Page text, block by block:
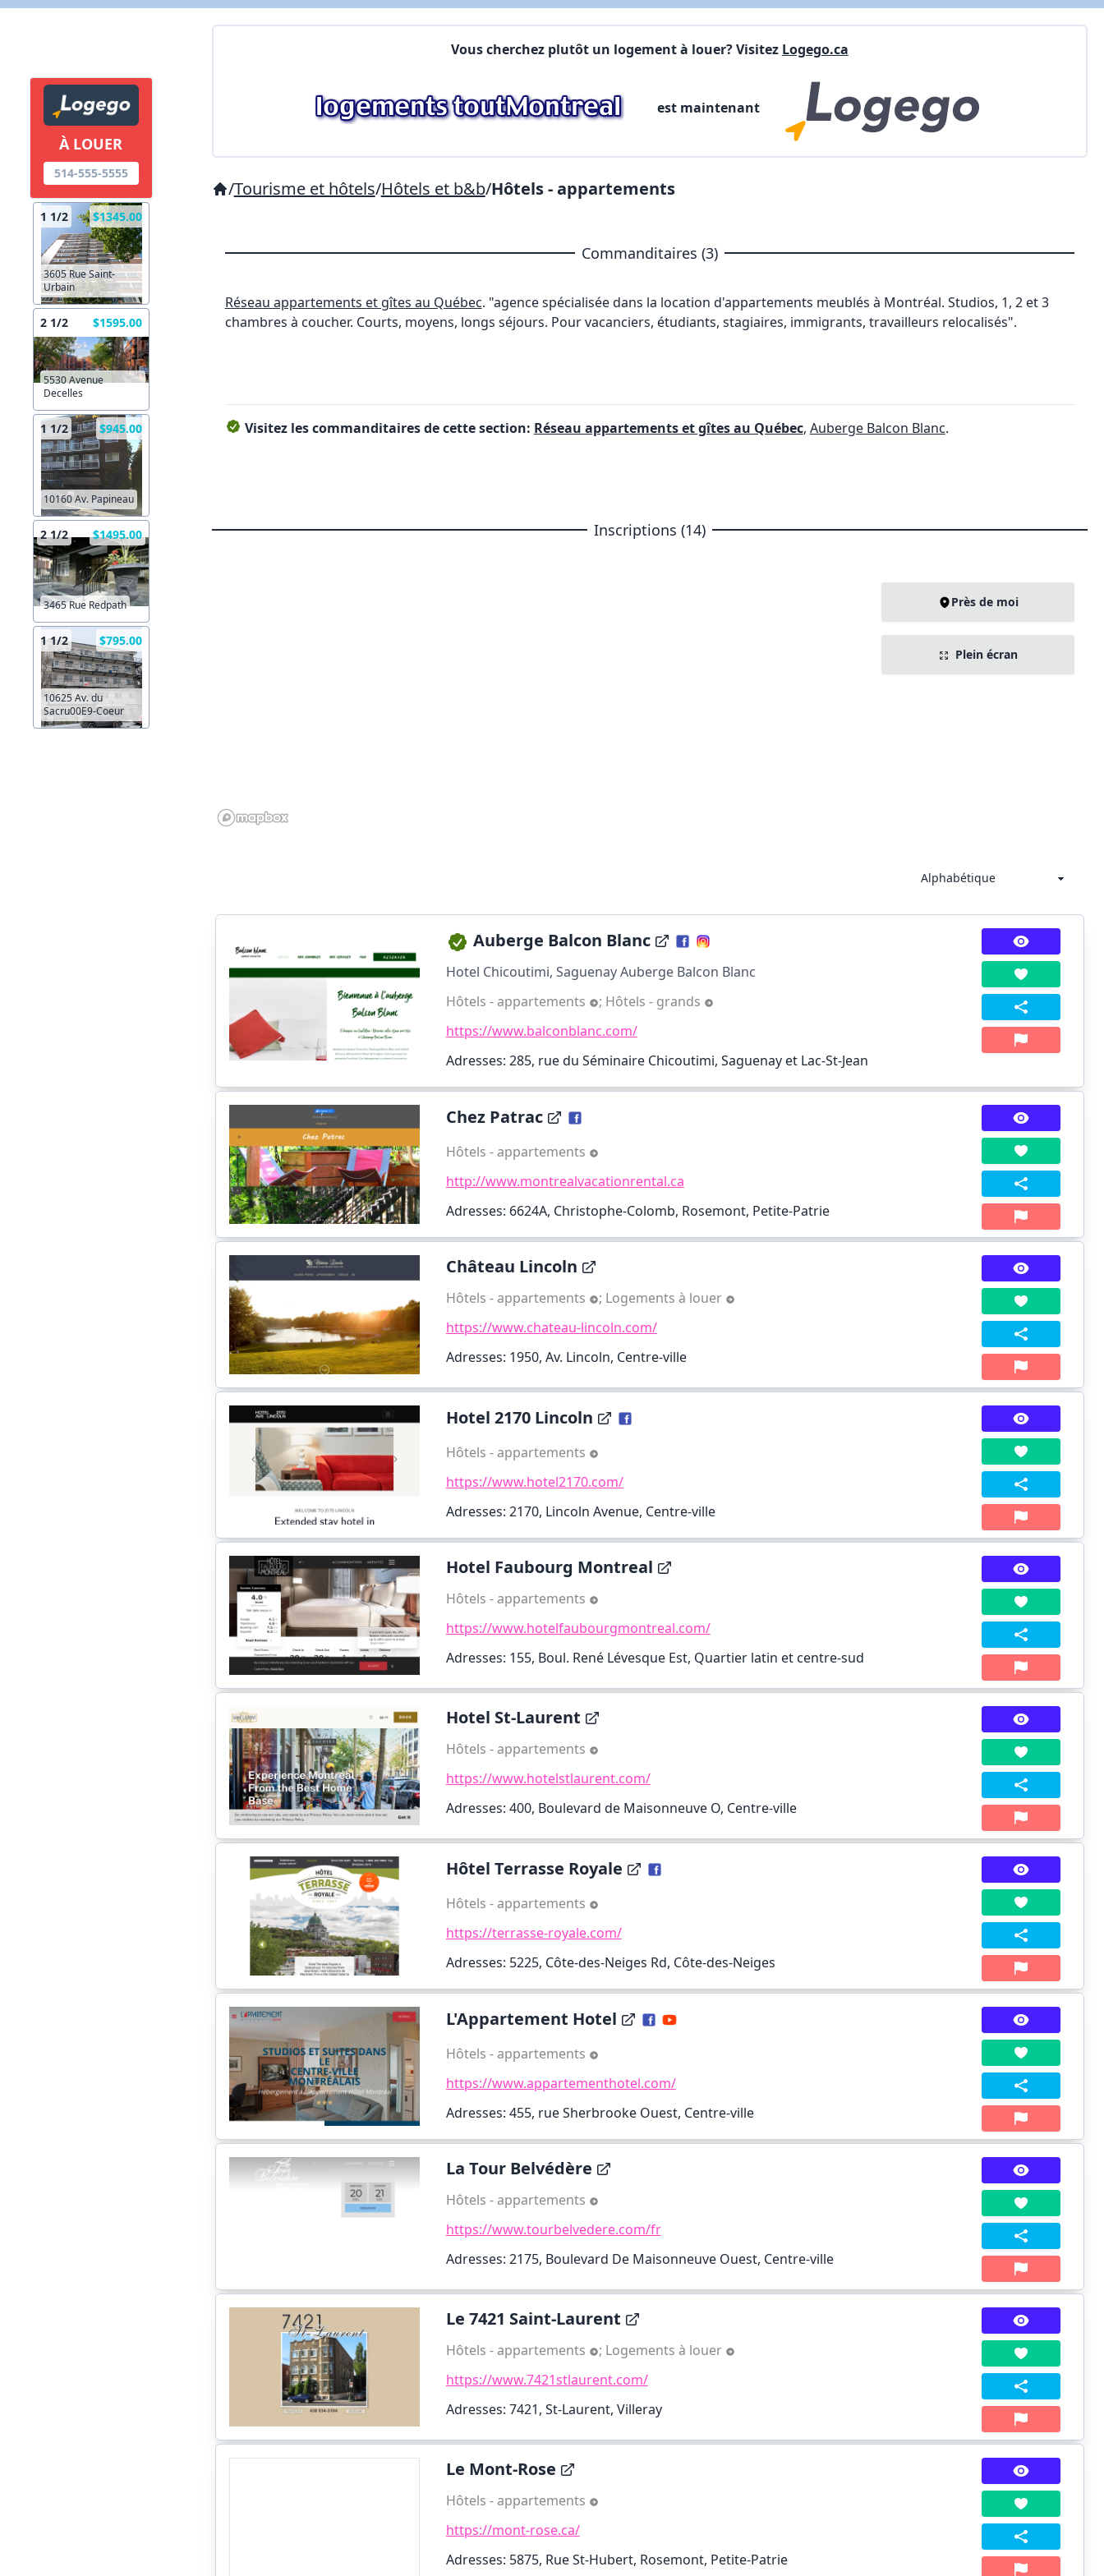
À LOUER
514-555-5555
1 1/2 $1345.00
3605 Rue Saint-
Urbain
2 1/2 $1595.00
5530 Avenue
Decelles
1 1/2 $945.00
10160 Av. Papineau
2 1/2 $1495.00
3465 Rue Redpath
1 1/2 $795.00
10625 Av. du
Sacru00E9-Coeur
Vous cherchez plutôt un logement à louer? Visitez Logego.ca
est maintenant
/Tourisme et hôtels/Hôtels et b&b/Hôtels - appartements
Commanditaires (3)
Réseau appartements et gîtes au Québec. "agence spécialisée dans la location d'appartements meublés à Montréal. Studios, 1, 2 et 3
chambres à coucher. Courts, moyens, longs séjours. Pour vacanciers, étudiants, stagiaires, immigrants, travailleurs relocalisés".
Visitez les commanditaires de cette section: Réseau appartements et gîtes au Québec, Auberge Balcon Blanc.
Inscriptions (14)
Près de moi
Plein écran
Auberge Balcon Blanc
Hotel Chicoutimi, Saguenay Auberge Balcon Blanc
Hôtels - appartements
; Hôtels - grands
https://www.balconblanc.com/
Adresses: 285, rue du Séminaire Chicoutimi, Saguenay et Lac-St-Jean
Chez Patrac
Hôtels - appartements
http://www.montrealvacationrental.ca
Adresses: 6624A, Christophe-Colomb, Rosemont, Petite-Patrie
Château Lincoln
Hôtels - appartements ; Logements à louer
https://www.chateau-lincoln.com/
Adresses: 1950, Av. Lincoln, Centre-ville
Hotel 2170 Lincoln
Hôtels - appartements
https://www.hotel2170.com/
Adresses: 2170, Lincoln Avenue, Centre-ville
Hotel Faubourg Montreal
Hôtels - appartements
https://www.hotelfaubourgmontreal.com/
Adresses: 155, Boul. René Lévesque Est, Quartier latin et centre-sud
Hotel St-Laurent
Hôtels - appartements
https://www.hotelstlaurent.com/
Adresses: 400, Boulevard de Maisonneuve O, Centre-ville
Hôtel Terrasse Royale
Hôtels - appartements
https://terrasse-royale.com/
Adresses: 5225, Côte-des-Neiges Rd, Côte-des-Neiges
L'Appartement Hotel
Hôtels - appartements
https://www.appartementhotel.com/
Adresses: 455, rue Sherbrooke Ouest, Centre-ville
La Tour Belvédère
Hôtels - appartements
https://www.tourbelvedere.com/fr
Adresses: 2175, Boulevard De Maisonneuve Ouest, Centre-ville
Le 7421 Saint-Laurent
Hôtels - appartements ; Logements à louer
https://www.7421stlaurent.com/
Adresses: 7421, St-Laurent, Villeray
Le Mont-Rose
Hôtels - appartements
https://mont-rose.ca/
Adresses: 5875, Rue St-Hubert, Rosemont, Petite-Patrie
X Fermer Envoyez
Commentaires: